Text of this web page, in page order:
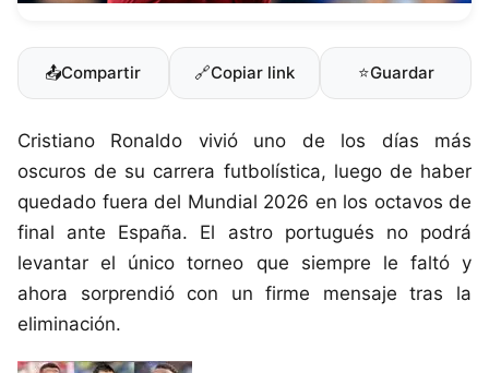
📤Compartir 🔗Copiar link ⭐Guardar
Cristiano Ronaldo vivió uno de los días más
oscuros de su carrera futbolística, luego de haber
quedado fuera del Mundial 2026 en los octavos de
final ante España. El astro portugués no podrá
levantar el único torneo que siempre le faltó y
ahora sorprendió con un firme mensaje tras la
eliminación.